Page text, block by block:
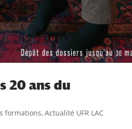
20 ans du
formations, Actualité UFR LAC